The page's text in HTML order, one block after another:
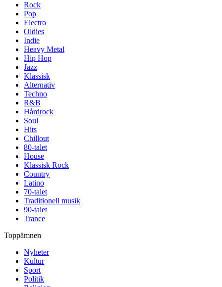
Rock
Pop
Electro
Oldies
Indie
Heavy Metal
Hip Hop
Jazz
Klassisk
Alternativ
Techno
R&B
Hårdrock
Soul
Hits
Chillout
80-talet
House
Klassisk Rock
Country
Latino
70-talet
Traditionell musik
90-talet
Trance
Toppämnen
Nyheter
Kultur
Sport
Politik